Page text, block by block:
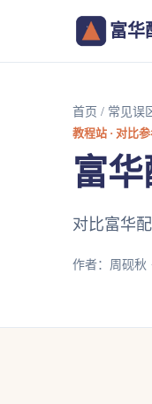
富华
首页 / 常见误
教程站 · 对比
富
对比富华
作者：周砚秋